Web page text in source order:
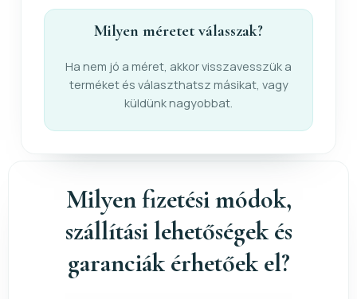
Milyen méretet válasszak?
Ha nem jó a méret, akkor visszavesszük a
terméket és választhatsz másikat, vagy
küldünk nagyobbat.
Milyen fizetési módok,
szállítási lehetőségek és
garanciák érhetőek el?